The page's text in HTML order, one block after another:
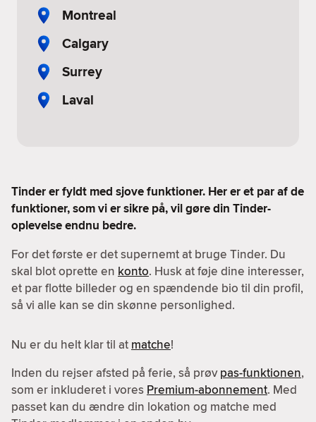
Montreal
Calgary
Surrey
Laval
Tinder er fyldt med sjove funktioner. Her er et par af de
funktioner, som vi er sikre på, vil gøre din Tinder-
oplevelse endnu bedre.
For det første er det supernemt at bruge Tinder. Du
skal blot oprette en konto. Husk at føje dine interesser,
et par flotte billeder og en spændende bio til din profil,
så vi alle kan se din skønne personlighed.
Nu er du helt klar til at matche!
Inden du rejser afsted på ferie, så prøvpas-funktionen,
som er inkluderet i vores Premium-abonnement. Med
passet kan du ændre din lokation og matche med